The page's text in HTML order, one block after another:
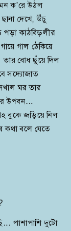
ক’রে উঠল
দেখে, উঁচু
পড়া কাঠবিড়লীর
গাল ঠেকিয়ে
তার বোধ ছুঁয়ে দিল
সদ্যোজাত
ঘর তার
উপবন…
বুকে জড়িয়ে নিল
কথা বলে যেতে
পাশাপাশি দুটো